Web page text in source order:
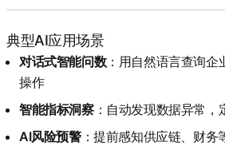
典型AI应用场景
对话式智能问数：用自然语言查询企
操作
智能指标洞察：自动发现数据异常，
AI风险预警：提前感知供应链、财务